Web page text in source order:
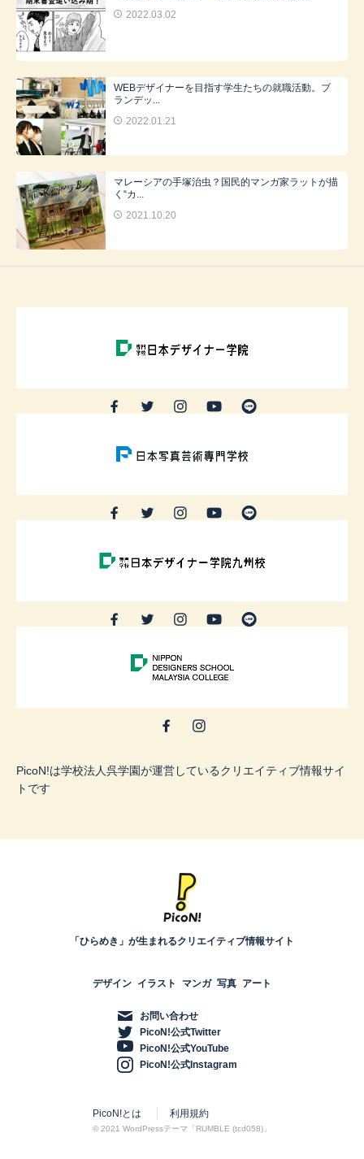
2022.03.02
WEBデザイナーを目指す学生たちの就職活動。ブ
ランデッ...
2022.01.21
マレーシアの手塚治虫？国民的マンガ家ラットが描
く“カ...
2021.10.20
PicoN!は学校法人呉学園が運営しているクリエイティブ情報サイ
トです
デザイン イラスト マンガ 写真 アート
お問い合わせ
PicoN!公式Twitter
PicoN!公式YouTube
PicoN!公式Instagram
PicoN!とは 利用規約
© 2021 WordPressテーマ「RUMBLE (tcd058)」
「ひらめき」が生まれるクリエイティブ情報サイト